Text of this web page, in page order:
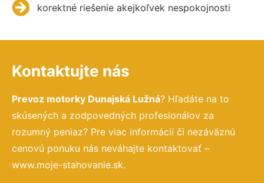
korektné riešenie akejkoľvek nespokojnosti
Kontaktujte nás
Prevoz motorky Dunajská Lužná? Hľadáte na to
skúsených a zodpovedných profesionálov za
rozumný peniaz? Pre viac informácií či nezáväznú
cenovú ponuku nás neváhajte kontaktovať –
www.moje-stahovanie.sk.